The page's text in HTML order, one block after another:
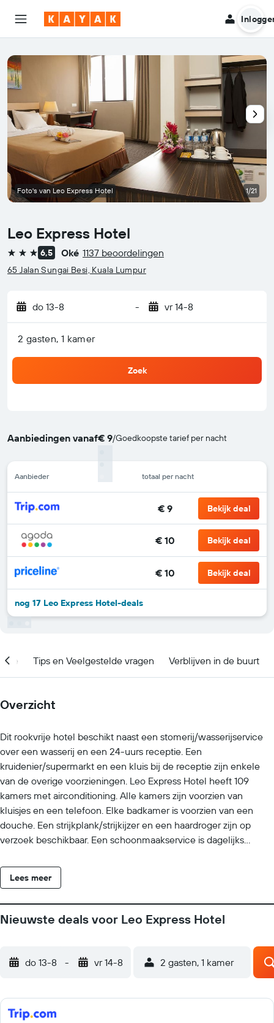
Leo Express Hotel
3 sterren6,5 Oké 1137 beoordelingen
65 Jalan Sungai Besi, Kuala Lumpur
do 13-8 - vr 14-8
2 gasten, 1 kamer
Zoek
Aanbiedingen vanaf€ 9/Goedkoopste tarief per nacht
Aanbieder totaal per nacht
€ 9 Bekijk deal
€ 10 Bekijk deal
€ 10 Bekijk deal
nog 17 Leo Express Hotel-deals
Foto's van Leo Express Hotel 1/21
Tips en Veelgestelde vragen Verblijven in de buurt
Overzicht
Dit rookvrije hotel beschikt naast een stomerij/wasserijservice
over een wasserij en een 24-uurs receptie. Een
kruidenier/supermarkt en een kluis bij de receptie zijn enkele
van de overige voorzieningen. Leo Express Hotel heeft 109
kamers met airconditioning. Alle kamers zijn voorzien van
kluisjes en een telefoon. Elke badkamer is voorzien van een
douche. Een strijkplank/strijkijzer en een haardroger zijn op
verzoek beschikbaar. Een schoonmaakservice is dagelijks
Lees meer
Nieuwste deals voor Leo Express Hotel
do 13-8 - vr 14-8 2 gasten, 1 kamer